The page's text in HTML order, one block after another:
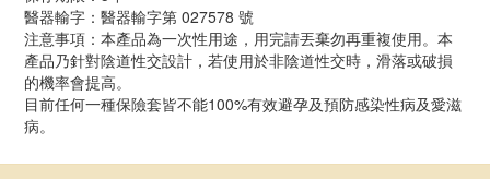
醫器輸字：醫器輸字第 027578 號
注意事項：本產品為一次性用途，用完請丟棄勿再重複使用。本
產品乃針對陰道性交設計，若使用於非陰道性交時，滑落或破損
的機率會提高。
目前任何一種保險套皆不能100%有效避孕及預防感染性病及愛滋
病。